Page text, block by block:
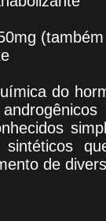
do
sintéticos
de